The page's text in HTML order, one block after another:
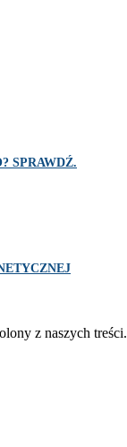
SPRAWDŹ.
z naszych treści.